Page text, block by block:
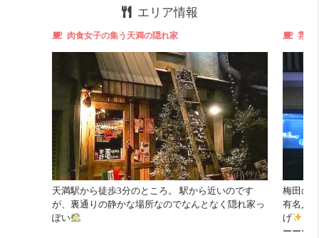
明るさは3階なのでちょっと暗く感じるかも。。。
そこを踏まえて気になる方はお早めに
お部屋診断
エリア情報
肉食女子の集う天満の隠れ家
天満駅から徒歩3分のところ。 駅から近いのです
が、裏通りの静かな場所なのでなんとなく隠れ家っ
ぽい
雰囲
梅田の
有名人
げ
ーーー